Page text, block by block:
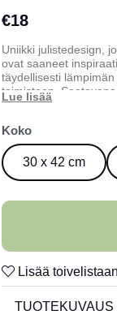
€18
Uniikki julistedesign,
ovat saaneet
täydellisesti
toimistoon.
Koko
30 x 42 cm
Lisää toivelistaan
TUOTEKUVAUS